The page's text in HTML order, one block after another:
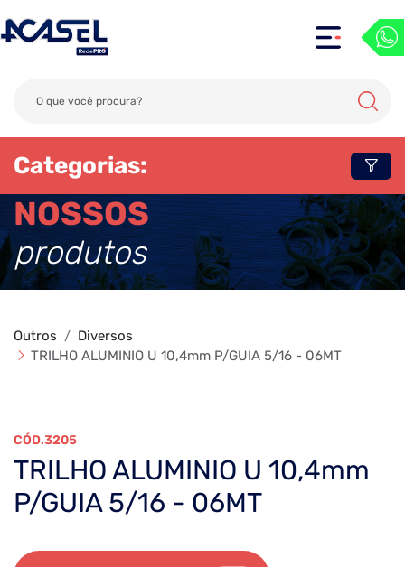
Categorias:
NOSSOS
produtos
Outros
Diversos
TRILHO ALUMINIO U 10,4mm P/GUIA 5/16 - 06MT
3205
TRILHO ALUMINIO U 10,4mm
P/GUIA 5/16 - 06MT